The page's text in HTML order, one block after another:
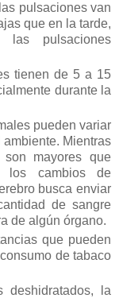
pulsaciones van
que en la tarde,
las pulsaciones
tienen de 5 a 15
durante la
pueden variar
Mientras
mayores que
los cambios de
busca enviar
de sangre
de algún órgano.
que pueden
de tabaco
deshidratados, la